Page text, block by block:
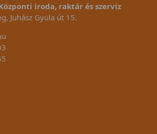
iroda, raktár és szerviz
Juhász Gyula út 15.